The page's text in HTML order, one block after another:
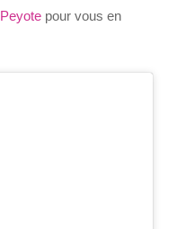
pour vous en